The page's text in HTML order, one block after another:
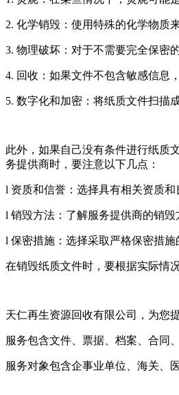
2. 化学销毁：使用特殊的化学物质
3. 物理破坏：对于不需要完全保密
4. 回收：如果文件不包含敏感信息
5. 数字化和加密：将纸质文件扫描
此外，如果自己没有条件进行纸质
务提供商时，要注意以下几点：
l 资质和信誉：选择具有相关资质和
l 销毁方法：了解服务提供商的销毁
l 保密措施：选择采取严格保密措
在销毁纸质文件时，要根据实际情
天仁再生资源回收有限公司，为您
服务包含文件、票据、档案、合同
服务对象包含企事业单位、海关、